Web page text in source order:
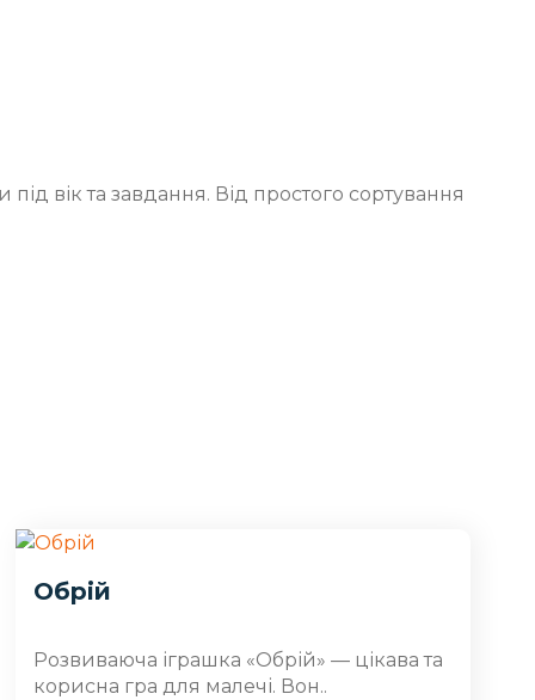
вік та завдання. Від простого сортування
Обрій
Розвиваюча іграшка «Обрій» — цікава та
корисна гра для малечі. Вон..